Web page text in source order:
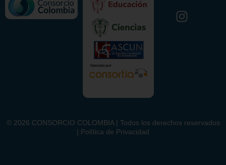
© 2026 CONSORCIO COLOMBIA | Todos los derechos reservados
| Política de Privacidad